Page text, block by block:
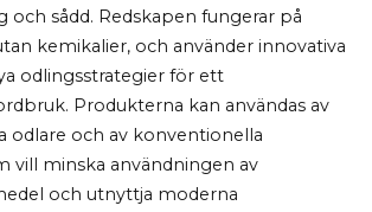
sådd. Redskapen fungerar på
kemikalier, och använder innovativa
odlingsstrategier för ett
Produkterna kan användas av
odlare och av konventionella
vill minska användningen av
och utnyttja moderna